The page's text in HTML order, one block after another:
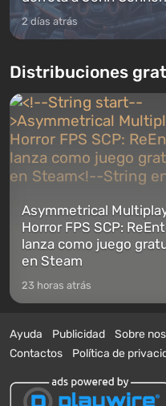
2 días atrás
Distribuciones
Asymmetrical
Horror FPS SCP:
lanza como juego
en Steam
23 horas atrás
Ayuda Publicidad Sobre
Contactos
Política de